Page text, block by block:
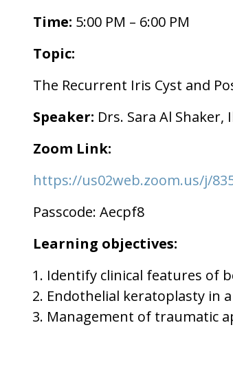
Time: 5:00 PM – 6:00 PM
Topic:
The Recurrent Iris Cyst and
Speaker: Drs. Sara Al
Zoom Link:
https://us02web.zoom.us/j/
Passcode: Aecpf8
Learning objectives:
Identify clinical features of
Endothelial keratoplasty in
Management of traumatic